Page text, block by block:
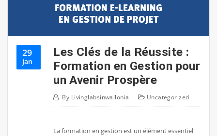
29
Jan
Les Clés de la Réussite :
Formation en Gestion pour
un Avenir Prospère
By Livinglabsinwallonia Uncategorized
La formation en gestion est un élément essentiel